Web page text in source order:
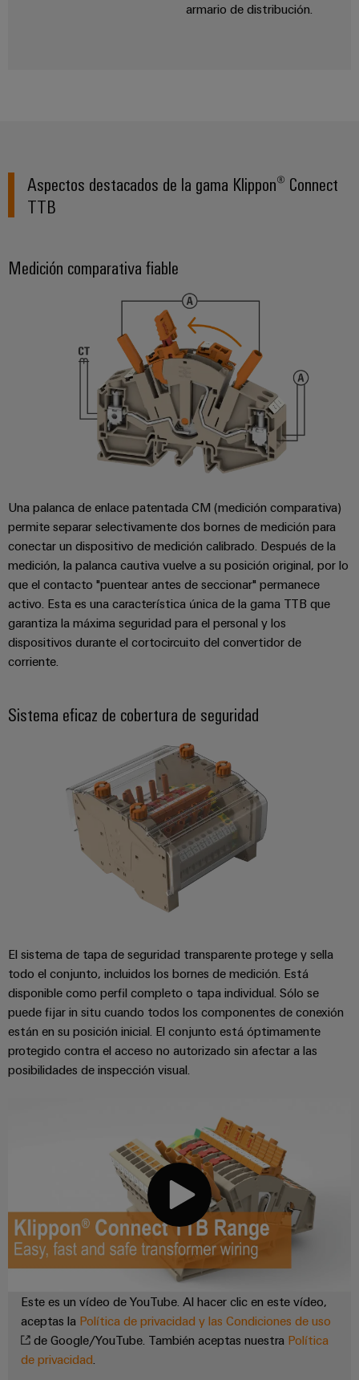
Configurador
Weidmüller
armario de distribución.
Aspectos destacados de la gama Klippon® Connect
TTB
Medición comparativa fiable
Una palanca de enlace patentada CM (medición comparativa)
permite separar selectivamente dos bornes de medición para
conectar un dispositivo de medición calibrado. Después de la
medición, la palanca cautiva vuelve a su posición original, por lo
que el contacto "puentear antes de seccionar" permanece
activo. Esta es una característica única de la gama TTB que
garantiza la máxima seguridad para el personal y los
dispositivos durante el cortocircuito del convertidor de
corriente.
Sistema eficaz de cobertura de seguridad
El sistema de tapa de seguridad transparente protege y sella
todo el conjunto, incluidos los bornes de medición. Está
disponible como perfil completo o tapa individual. Sólo se
puede fijar in situ cuando todos los componentes de conexión
están en su posición inicial. El conjunto está óptimamente
protegido contra el acceso no autorizado sin afectar a las
posibilidades de inspección visual.
Este es un vídeo de YouTube. Al hacer clic en este vídeo,
aceptas la Política de privacidad y las Condiciones de uso
de Google/YouTube. También aceptas nuestra Política
de privacidad